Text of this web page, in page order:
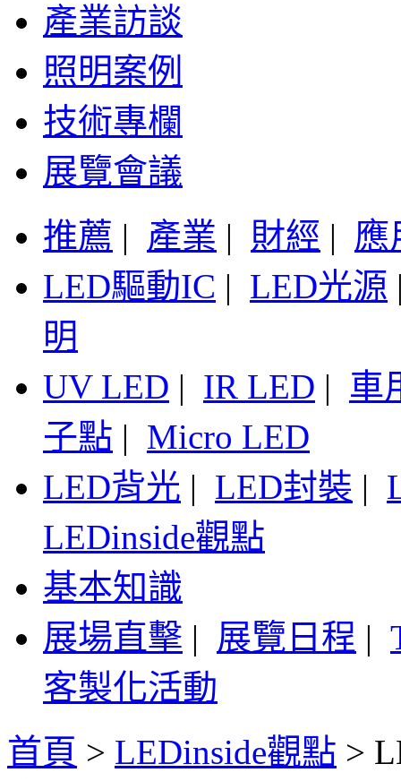
產業訪談
照明案例
技術專欄
展覽會議
推薦 | 產業 | 財經 | 應
LED驅動IC | LED光源
明
UV LED | IR LED | 車
子點 | Micro LED
LED背光 | LED封裝 |
LEDinside觀點
基本知識
展場直擊 | 展覽日程 |
客製化活動
首頁 > LEDinside觀點 >